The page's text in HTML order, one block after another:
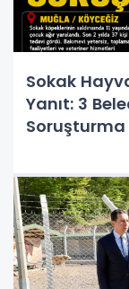
Sokak
Yanıt: 3
Soruşturma